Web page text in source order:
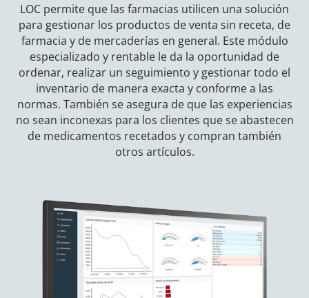
LOC permite que las farmacias utilicen una solución
para gestionar los productos de venta sin receta, de
farmacia y de mercaderías en general. Este módulo
especializado y rentable le da la oportunidad de
ordenar, realizar un seguimiento y gestionar todo el
inventario de manera exacta y conforme a las
normas. También se asegura de que las experiencias
no sean inconexas para los clientes que se abastecen
de medicamentos recetados y compran también
otros artículos.